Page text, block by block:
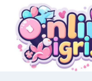
Перейти
содержимому